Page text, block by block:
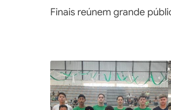
Finais reúnem grande